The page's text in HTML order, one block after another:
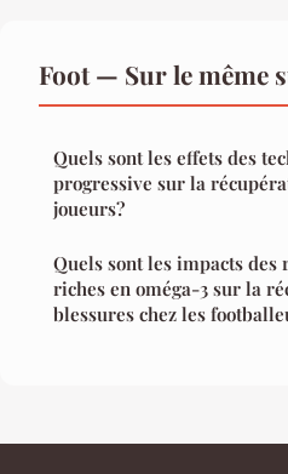
Foot — Sur le même
Quels sont les effets des
progressive sur la
joueurs?
Quels sont les impacts
riches en oméga-3 sur la
blessures chez les